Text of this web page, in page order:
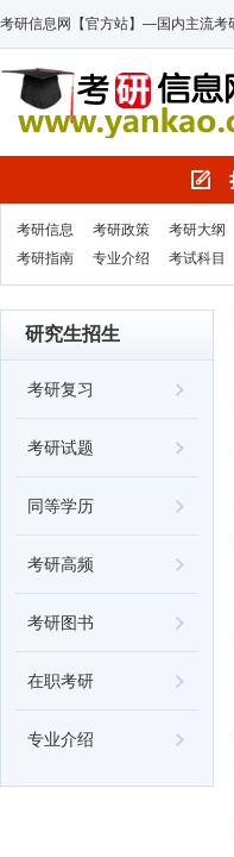
考研信息网【官方站】—国内主流考
考研信息 考研政策 考研大纲
考研指南
专业介绍 考试科目
研究生招生
考研复习
考研试题
同等学历
考研高频
考研图书
在职考研
专业介绍